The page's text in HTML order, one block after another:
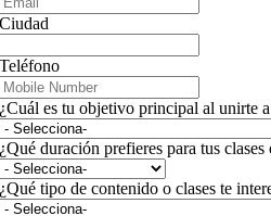
Ciudad
Teléfono
¿Cuál es tu objetivo principal al unirte
¿Qué duración prefieres para tus clases
¿Qué tipo de contenido o clases te